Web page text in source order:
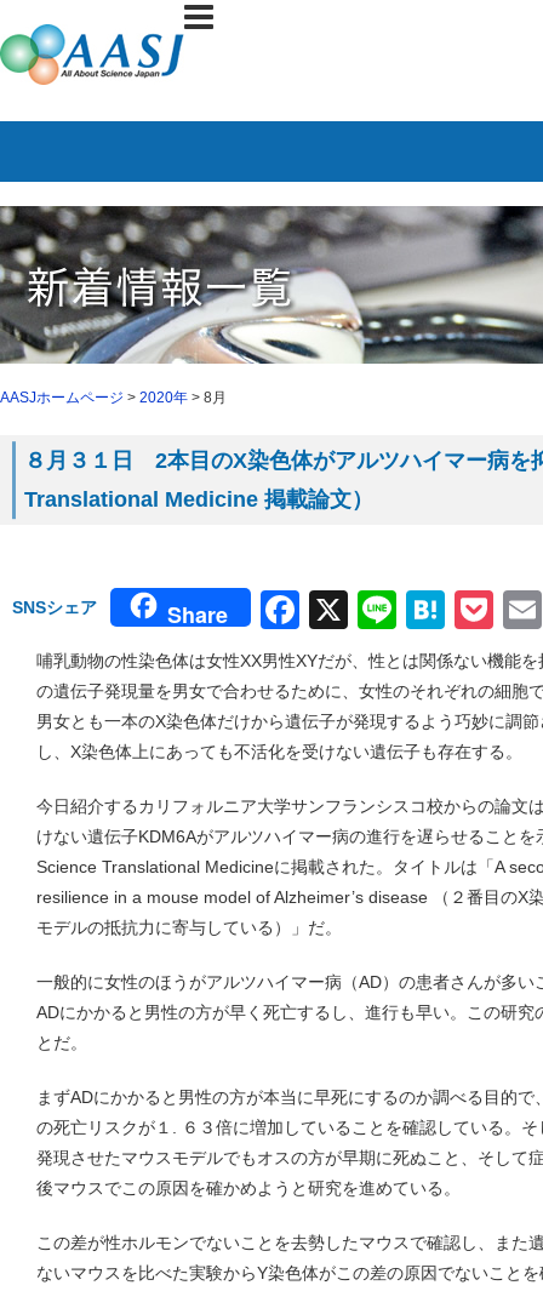
AASJホームページ > 2020年 > 8月
８月３１日 2本目のX染色体がアルツハイマー病を
Translational Medicine 掲載論文）
SNSシェア Share Facebook
X Line
哺乳動物の性染色体は女性XX男性XYだが、性とは関係ない機能
の遺伝子発現量を男女で合わせるために、女性のそれぞれの細胞
男女とも一本のX染色体だけから遺伝子が発現するよう巧妙に調
し、X染色体上にあっても不活化を受けない遺伝子も存在する。
今日紹介するカリフォルニア大学サンフランシスコ校からの論文
けない遺伝子KDM6Aがアルツハイマー病の進行を遅らせること
Science Translational Medicineに掲載された。タイトルは「A
resilience in a mouse model of Alzheimer’s disease （２番目のX
モデルの抵抗力に寄与している）」だ。
一般的に女性のほうがアルツハイマー病（AD）の患者さんが多
ADにかかると男性の方が早く死亡するし、進行も早い。この研
とだ。
まずADにかかると男性の方が本当に早死にするのか調べる目的
の死亡リスクが１. ６３倍に増加していることを確認している。
発現させたマウスモデルでもオスの方が早期に死ぬこと、そして
後マウスでこの原因を確かめようと研究を進めている。
この差が性ホルモンでないことを去勢したマウスで確認し、また
ないマウスを比べた実験からY染色体がこの差の原因でないこと